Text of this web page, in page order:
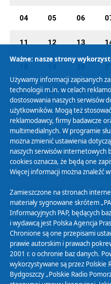
04 05 06
11 12 13
25 26 27
Polityka Prywatności
Zasady korzystania z Serwisu
Organizacje Pożytku
Cyfryzacja DAB+
Polityka ochrony danych
Abonament
Zamówienia publiczne
Biuletyn Informacji
Ważne: nasze strony
Używamy informacji zapisanych
technologii m.in. w celach
dostosowania naszych serwisów
użytkowników. Mogą też
reklamodawcy, firmy badawcze
multimedialnych. W programie
można zmienić ustawienia
naszych serwisów internetowych
cookies oznacza, że będą one
Więcej informacji można znaleźć
Zamieszczone na stronach
materiały sygnowane skrótem
Informacyjnych PAP, będących
i wydawcą jest Polska Agencja
Chronione są one przepisami
prawie autorskim i prawach
2001 r. o ochronie baz danych.
wykorzystywane są przez Polskie
Bydgoszczy „Polskie Radio